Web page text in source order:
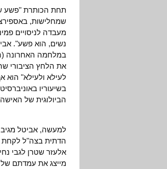
תחת הכותרת "פשע
שמחלישות,
מעבדה לניסויים
נשים, הוא פשע".
במלחמה האחרונה
את הלחץ הציבורי
לעילא ולעילא" הוא
בשיעוריו
הביולוגית של
למעשה, אביטל מגיב
הדתית בצה"ל לקחת
אלעזר שטרן לגבי
מייצג את עמדתם